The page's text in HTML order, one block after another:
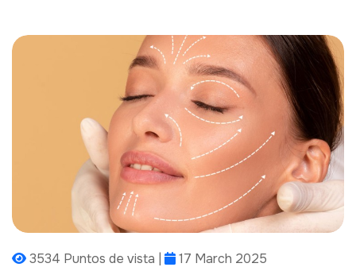
3534 Puntos de vista | 17 March 2025